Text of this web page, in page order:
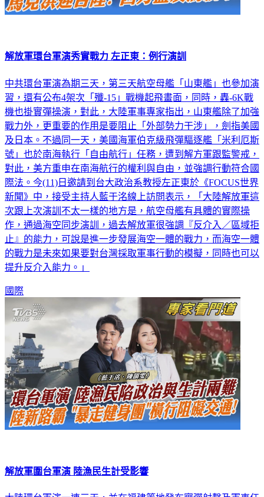
中共環台軍演為期三天，第三天航空母艦「山東艦」也參加演
習，還有公布4架次「殲-15」戰機起飛畫面，同時，轟-6K戰
機也掛實彈操演，對此，大陸軍事專家指出，山東艦除了加強
戰力外，更重要的作用是要阻止「外部勢力干涉」，劍指美國
及日本。不過同一天，美國海軍伯克級飛彈驅逐艦「米利厄斯
號」也於南海執行「自由航行」任務，遭到解方軍跟監警戒，
對此，美方重申在南海航行的權利與自由，並強調行動符合國
際法。今(11)日邀請到台大政治系教授左正東於《FOCUS世界
新聞》中，接受主持人藍于洺線上訪問表示，「大陸解放軍這
次跟上次演訓不太一樣的地方是，航空母艦有具體的實際操
作，通過海空同步演訓，過去解放軍很強調『反介入／區域拒
止』的能力，可說是進一步發展海空一體的戰力，而海空一體
的戰力是未來如果要對台灣採取軍事行動的模擬，同時也可以